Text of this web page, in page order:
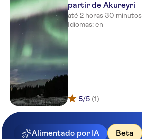
Brekkugata 25
Gula Villan Guesthouse,
Brekkugata 8
City Square Apartments,
Brekkugata 3
Hafdals Hotel
Akureyri Airport
Akureyri Cruise Ship Port/
Harbour: Find our IMAGINE
partir de Akureyri
até 2 horas 30 minutos
Idiomas: en
5/5 (1)
Alimentado por IA Beta